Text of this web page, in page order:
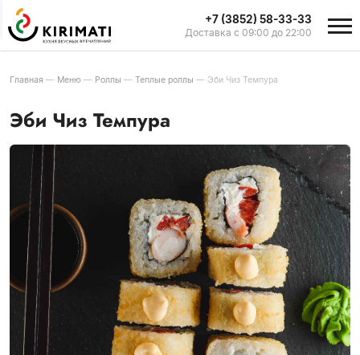
+7 (3852) 58-33-33
Доставка с 09:00 до 22:00
Главная — Меню — Роллы — Теплые роллы — Эби Чиз Темпура
Эби Чиз Темпура